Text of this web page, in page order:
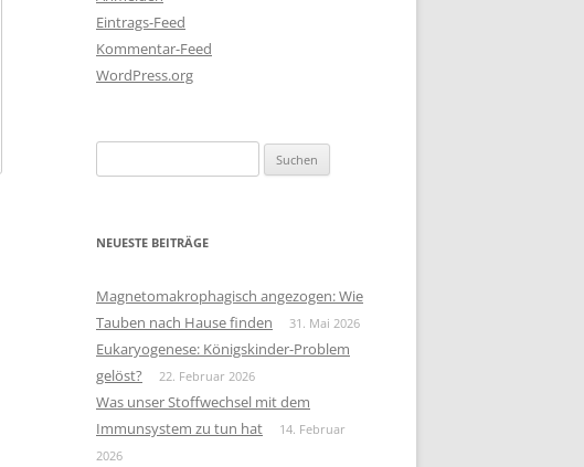
Eintrags-Feed
Kommentar-Feed
WordPress.org
nach:
NEUESTE BEITRÄGE
Magnetomakrophagisch angezogen: Wie
Tauben nach Hause finden
31. Mai 2026
Eukaryogenese: Königskinder-Problem
gelöst?
22. Februar 2026
Was unser Stoffwechsel mit dem
Immunsystem zu tun hat
14. Februar
2026